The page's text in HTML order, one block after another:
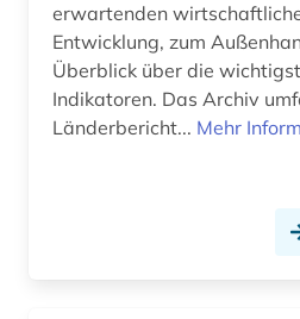
altertum (8)
erwartenden
Entwicklung, zum
Überblick über die
Indikatoren. Das Archiv umfasst alle
Länderbericht... Mehr